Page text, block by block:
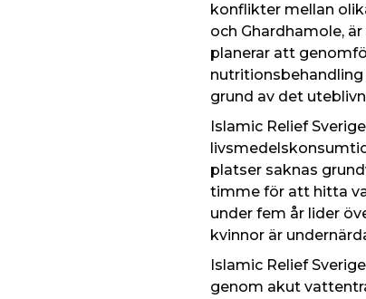
konflikter mellan
och Ghardhamole,
planerar att
grund av det
Islamic Relief
platser saknas
timme för att hitta
under fem år lider
kvinnor är
Islamic Relief
genom akut